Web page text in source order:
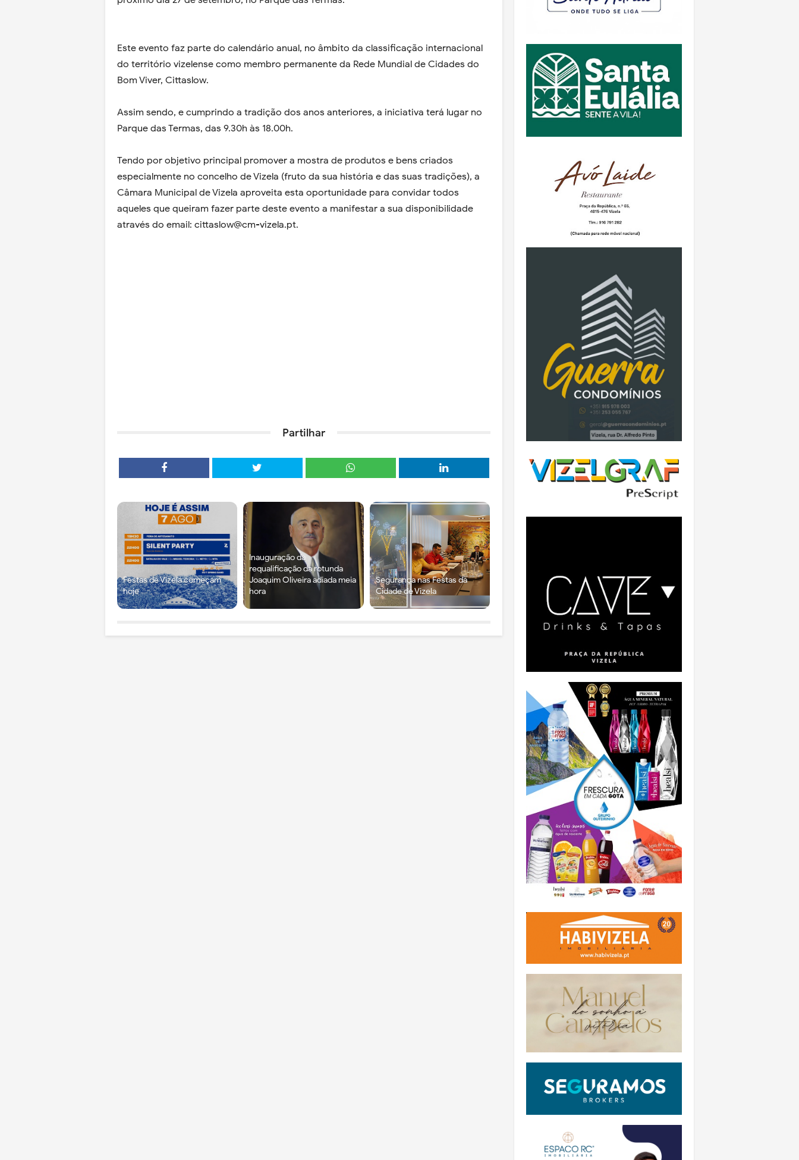
Este evento faz parte do calendário anual, no âmbito da classificação internacional
do território vizelense como membro permanente da Rede Mundial de Cidades do
Bom Viver, Cittaslow.
Assim sendo, e cumprindo a tradição dos anos anteriores, a iniciativa terá lugar no
Parque das Termas, das 9.30h às 18.00h.
Tendo por objetivo principal promover a mostra de produtos e bens criados
especialmente no concelho de Vizela (fruto da sua história e das suas tradições), a
Câmara Municipal de Vizela aproveita esta oportunidade para convidar todos
aqueles que queiram fazer parte deste evento a manifestar a sua disponibilidade
através do email: cittaslow@cm-vizela.pt.
Partilhar
Festas de Vizela começam
hoje
Inauguração da
requalificação da rotunda
Joaquim Oliveira adiada meia
hora
Segurança nas Festas da
Cidade de Vizela